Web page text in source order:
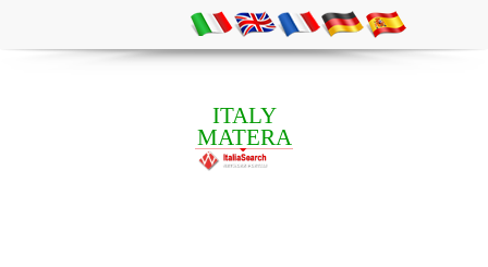
ITALY
MATERA